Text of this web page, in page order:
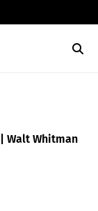
Walt Whitman